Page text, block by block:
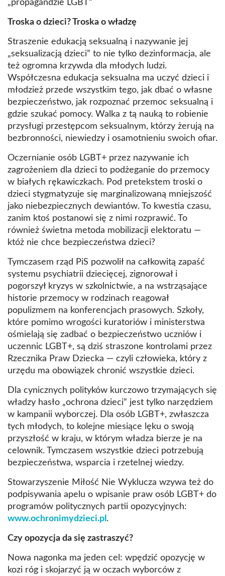
„propagandzie LGBT”
Troska o dzieci? Troska o władzę
Straszenie edukacją seksualną i nazywanie jej
„seksualizacją dzieci” to nie tylko dezinformacja, ale
też ogromna krzywda dla młodych ludzi.
Współczesna edukacja seksualna ma uczyć dzieci i
młodzież przede wszystkim tego, jak dbać o własne
bezpieczeństwo, jak rozpoznać przemoc seksualną i
gdzie szukać pomocy. Walka z tą nauką to robienie
przysługi przestępcom seksualnym, którzy żerują na
bezbronności, niewiedzy i osamotnieniu swoich ofiar.
Oczernianie osób LGBT+ przez nazywanie ich
zagrożeniem dla dzieci to podżeganie do przemocy
w białych rękawiczkach. Pod pretekstem troski o
dzieci stygmatyzuje się marginalizowaną mniejszość
jako niebezpiecznych dewiantów. To kwestia czasu,
zanim ktoś postanowi się z nimi rozprawić. To
również świetna metoda mobilizacji elektoratu —
któż nie chce bezpieczeństwa dzieci?
Tymczasem rząd PiS pozwolił na całkowitą zapaść
systemu psychiatrii dziecięcej, zignorował i
pogorszył kryzys w szkolnictwie, a na wstrząsające
historie przemocy w rodzinach reagował
populizmem na konferencjach prasowych. Szkoły,
które pomimo wrogości kuratoriów i ministerstwa
ośmielają się zadbać o bezpieczeństwo uczniów i
uczennic LGBT+, są dziś straszone kontrolami przez
Rzecznika Praw Dziecka — czyli człowieka, który z
urzędu ma obowiązek chronić wszystkie dzieci.
Dla cynicznych polityków kurczowo trzymających się
władzy hasło „ochrona dzieci” jest tylko narzędziem
w kampanii wyborczej. Dla osób LGBT+, zwłaszcza
tych młodych, to kolejne miesiące lęku o swoją
przyszłość w kraju, w którym władza bierze je na
celownik. Tymczasem wszystkie dzieci potrzebują
bezpieczeństwa, wsparcia i rzetelnej wiedzy.
Stowarzyszenie Miłość Nie Wyklucza wzywa też do
podpisywania apelu o wpisanie praw osób LGBT+ do
programów politycznych partii opozycyjnych:
www.ochronimydzieci.pl .
Czy opozycja da się zastraszyć?
Nowa nagonka ma jeden cel: wpędzić opozycję w
kozi róg i skojarzyć ją w oczach wyborców z